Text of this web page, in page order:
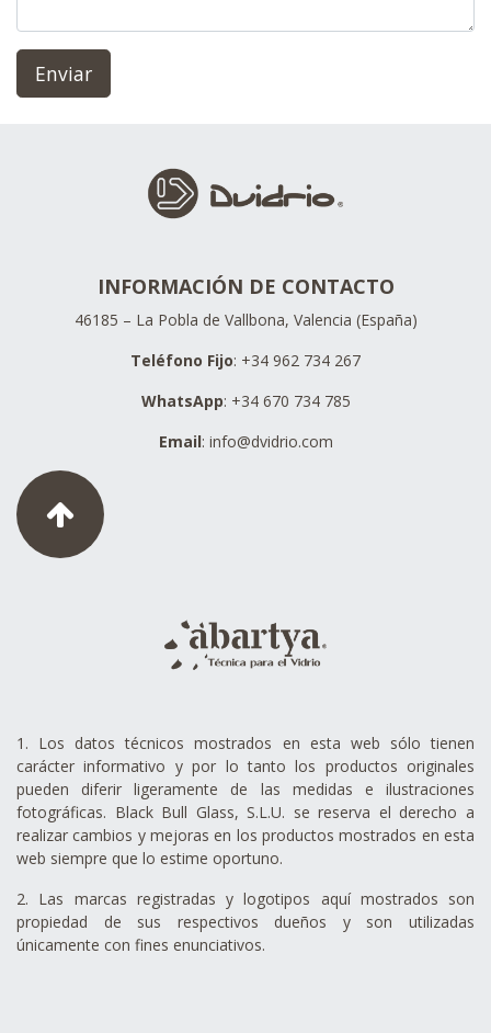
Enviar
INFORMACIÓN DE CONTACTO
46185 – La Pobla de Vallbona, Valencia (España)
Teléfono Fijo: +34 962 734 267
WhatsApp: +34 670 734 785
Email: info@dvidrio.com
1. Los datos técnicos mostrados en esta web sólo tienen
carácter informativo y por lo tanto los productos originales
pueden diferir ligeramente de las medidas e ilustraciones
fotográficas. Black Bull Glass, S.L.U. se reserva el derecho a
realizar cambios y mejoras en los productos mostrados en esta
web siempre que lo estime oportuno.
2. Las marcas registradas y logotipos aquí mostrados son
propiedad de sus respectivos dueños y son utilizadas
únicamente con fines enunciativos.